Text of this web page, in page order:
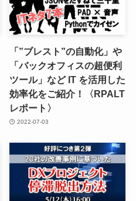
「”ブレスト”の自動化」や
「バックオフィスの超便利
ツール」など IT を活用した
効率化をご紹介！〈RPALT
レポート〉
2022-07-03